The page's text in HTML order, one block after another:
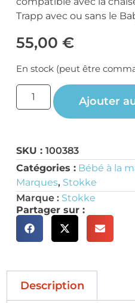
Trapp avec ou sans le
55,00 €
En stock (peut être
Ajouter
SKU : 100383
Catégories : Bébé à la
Marques, Stokke
Marque : Stokke
Partager sur :
Description